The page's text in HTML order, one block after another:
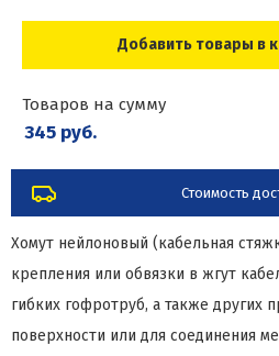
Добавить товары в
Товаров на сумму
345 руб.
Стоимость
Хомут нейлоновый (кабельная
крепления или обвязки в жгут
гибких гофротруб, а также других
поверхности или для соединения